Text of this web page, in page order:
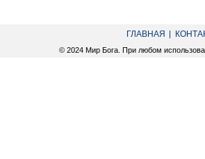
ГЛАВНАЯ
© 2024 Мир Бога. При любом